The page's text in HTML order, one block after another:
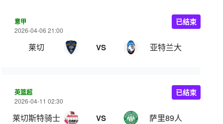
意甲
2026-04-06 21:00
莱切 VS 亚特兰大
已结束
英篮超
2026-04-11 02:30
莱切斯特骑士 VS 萨里89人
已结束